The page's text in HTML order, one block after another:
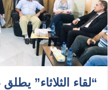
“لقاء الثلاثاء”